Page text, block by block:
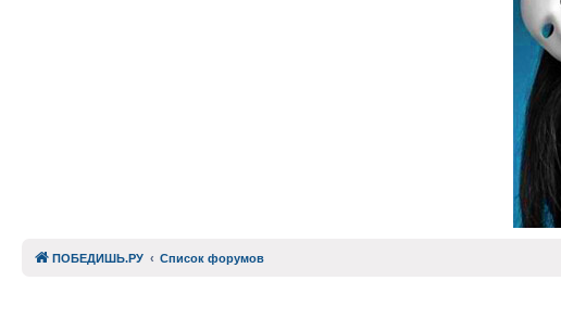
ПОБЕДИШЬ.РУ Список форумов